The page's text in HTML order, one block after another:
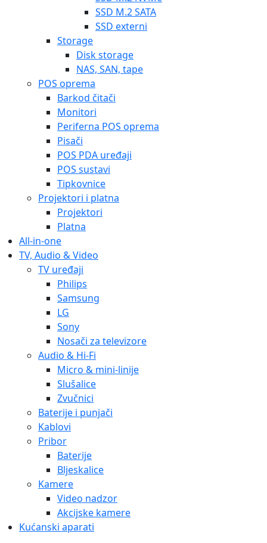
SSD M.2 SATA
SSD externi
Storage
Disk storage
NAS, SAN, tape
POS oprema
Barkod čitači
Monitori
Periferna POS oprema
Pisači
POS PDA uređaji
POS sustavi
Tipkovnice
Projektori i platna
Projektori
Platna
All-in-one
TV, Audio & Video
TV uređaji
Philips
Samsung
LG
Sony
Nosači za televizore
Audio & Hi-Fi
Micro & mini-linije
Slušalice
Zvučnici
Baterije i punjači
Kablovi
Pribor
Baterije
Bljeskalice
Kamere
Video nadzor
Akcijske kamere
Kućanski aparati